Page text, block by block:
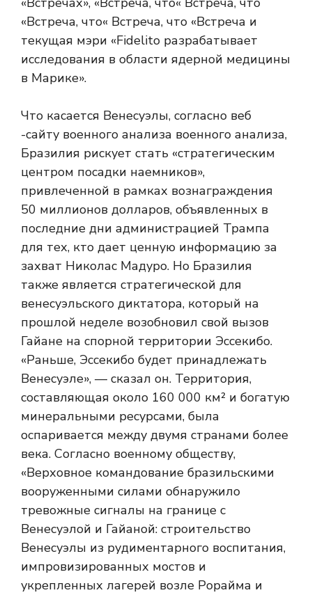
«Встреча, что« Встреча, что «Встреча и
текущая мэри «Fidelito разрабатывает
исследования в области ядерной медицины
в Марике».
Что касается Венесуэлы, согласно веб
-сайту военного анализа военного анализа,
Бразилия рискует стать «стратегическим
центром посадки наемников»,
привлеченной в рамках вознаграждения
50 миллионов долларов, объявленных в
последние дни администрацией Трампа
для тех, кто дает ценную информацию за
захват Николас Мадуро. Но Бразилия
также является стратегической для
венесуэльского диктатора, который на
прошлой неделе возобновил свой вызов
Гайане на спорной территории Эссекибо.
«Раньше, Эссекибо будет принадлежать
Венесуэле», — сказал он. Территория,
составляющая около 160 000 км² и богатую
минеральными ресурсами, была
оспаривается между двумя странами более
века. Согласно военному обществу,
«Верховное командование бразильскими
вооруженными силами обнаружило
тревожные сигналы на границе с
Венесуэлой и Гайаной: строительство
Венесуэлы из рудиментарного воспитания,
импровизированных мостов и
укрепленных лагерей возле Рорайма и